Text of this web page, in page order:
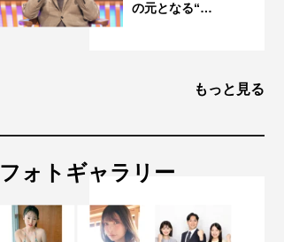
の元となる“…
もっと見る
フォトギャラリー